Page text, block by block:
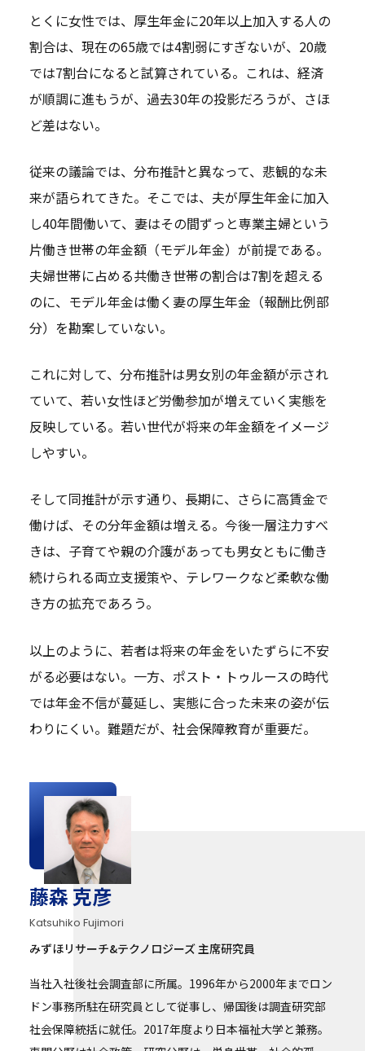
とくに女性では、厚生年金に20年以上加入する人の
割合は、現在の65歳では4割弱にすぎないが、20歳
では7割台になると試算されている。これは、経済
が順調に進もうが、過去30年の投影だろうが、さほ
ど差はない。
従来の議論では、分布推計と異なって、悲観的な未
来が語られてきた。そこでは、夫が厚生年金に加入
し40年間働いて、妻はその間ずっと専業主婦という
片働き世帯の年金額（モデル年金）が前提である。
夫婦世帯に占める共働き世帯の割合は7割を超える
のに、モデル年金は働く妻の厚生年金（報酬比例部
分）を勘案していない。
これに対して、分布推計は男女別の年金額が示され
ていて、若い女性ほど労働参加が増えていく実態を
反映している。若い世代が将来の年金額をイメージ
しやすい。
そして同推計が示す通り、長期に、さらに高賃金で
働けば、その分年金額は増える。今後一層注力すべ
きは、子育てや親の介護があっても男女ともに働き
続けられる両立支援策や、テレワークなど柔軟な働
き方の拡充であろう。
以上のように、若者は将来の年金をいたずらに不安
がる必要はない。一方、ポスト・トゥルースの時代
では年金不信が蔓延し、実態に合った未来の姿が伝
わりにくい。難題だが、社会保障教育が重要だ。
藤森 克彦
Katsuhiko Fujimori
みずほリサーチ&テクノロジーズ 主席研究員
当社入社後社会調査部に所属。1996年から2000年までロン
ドン事務所駐在研究員として従事し、帰国後は調査研究部
社会保障統括に就任。2017年度より日本福祉大学と兼務。